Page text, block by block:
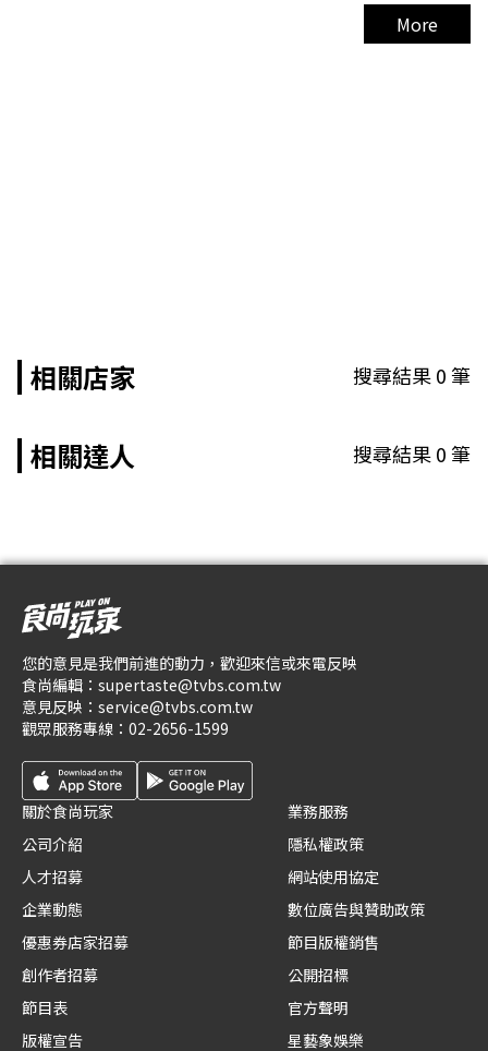
More
相關店家 搜尋結果0筆
相關達人 搜尋結果0筆
您的意見是我們前進的動力，歡迎來信或來電反映
食尚編輯： supertaste@tvbs.com.tw
意見反映： service@tvbs.com.tw
觀眾服務專線： 02-2656-1599
關於食尚玩家
公司介紹
人才招募
企業動態
優惠券店家招募
創作者招募
節目表
版權宣告
業務服務
隱私權政策
網站使用協定
數位廣告與贊助政策
節目版權銷售
公開招標
官方聲明
星藝象娛樂